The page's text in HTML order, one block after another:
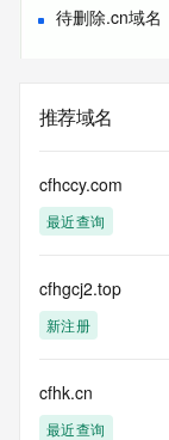
待删除.cn域名
推荐域名
cfhccy.com
最近查询
cfhgcj2.top
新注册
cfhk.cn
最近查询